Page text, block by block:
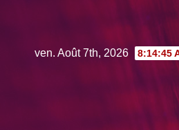
contentven. Août 7th, 2026 8:14:47